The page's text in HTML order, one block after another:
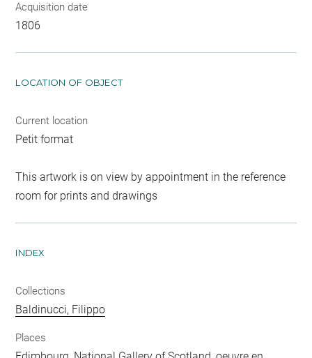
Acquisition date
1806
LOCATION OF OBJECT
Current location
Petit format
This artwork is on view by appointment in the reference
room for prints and drawings
INDEX
Collections
Baldinucci, Filippo
Places